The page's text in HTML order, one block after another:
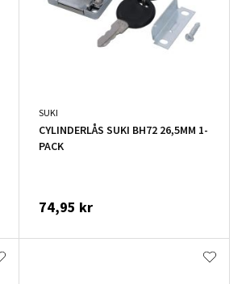
SUKI
CYLINDERLÅS SUKI BH72 26,5MM 1-
PACK
74,95 kr